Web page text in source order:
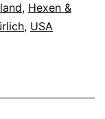
, Hexen &
, USA